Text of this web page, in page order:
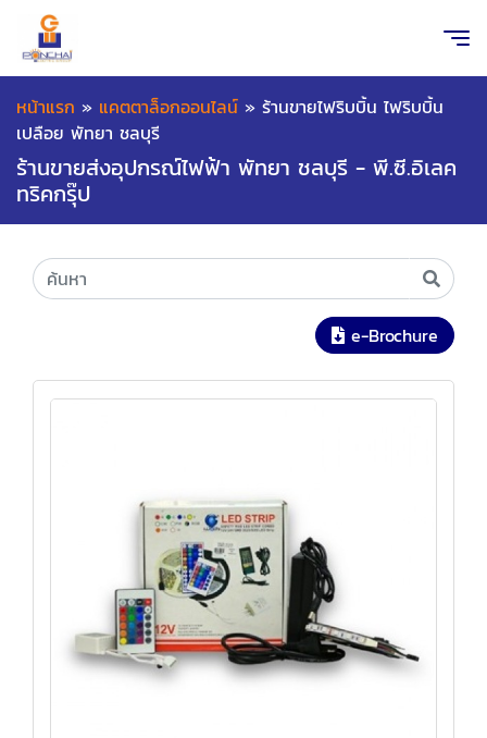
หน้าแรก » แคตตาล็อกออนไลน์ » ร้านขายไฟริบบิ้น ไฟริบบิ้น
เปลือย พัทยา ชลบุรี
ร้านขายส่งอุปกรณ์ไฟฟ้า พัทยา ชลบุรี - พี.ซี.อิเลค
ทริคกรุ๊ป
e-Brochure